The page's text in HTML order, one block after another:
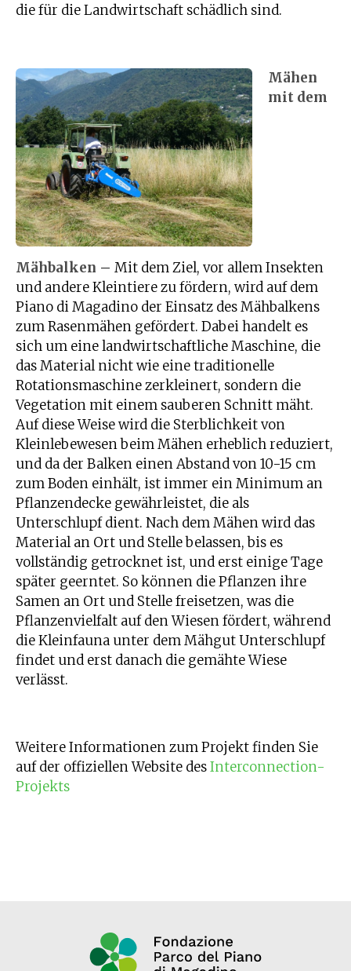
die für die Landwirtschaft schädlich sind.
Mähen
mit dem
Mähbalken – Mit dem Ziel, vor allem Insekten
und andere Kleintiere zu fördern, wird auf dem
Piano di Magadino der Einsatz des Mähbalkens
zum Rasenmähen gefördert. Dabei handelt es
sich um eine landwirtschaftliche Maschine, die
das Material nicht wie eine traditionelle
Rotationsmaschine zerkleinert, sondern die
Vegetation mit einem sauberen Schnitt mäht.
Auf diese Weise wird die Sterblichkeit von
Kleinlebewesen beim Mähen erheblich reduziert,
und da der Balken einen Abstand von 10-15 cm
zum Boden einhält, ist immer ein Minimum an
Pflanzendecke gewährleistet, die als
Unterschlupf dient. Nach dem Mähen wird das
Material an Ort und Stelle belassen, bis es
vollständig getrocknet ist, und erst einige Tage
später geerntet. So können die Pflanzen ihre
Samen an Ort und Stelle freisetzen, was die
Pflanzenvielfalt auf den Wiesen fördert, während
die Kleinfauna unter dem Mähgut Unterschlupf
findet und erst danach die gemähte Wiese
verlässt.
Weitere Informationen zum Projekt finden Sie
auf der offiziellen Website desInterconnection-
Projekts